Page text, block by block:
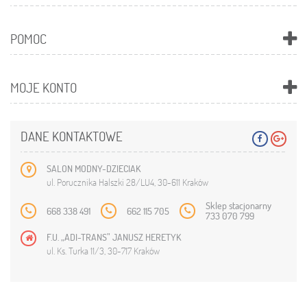
POMOC
MOJE KONTO
DANE KONTAKTOWE
SALON MODNY-DZIECIAK
ul. Porucznika Halszki 28/LU4, 30-611 Kraków
668 338 491 662 115 705 Sklep stacjonarny
733 070 799
F.U. „ADI-TRANS” JANUSZ HERETYK
ul. Ks. Turka 11/3, 30-717 Kraków